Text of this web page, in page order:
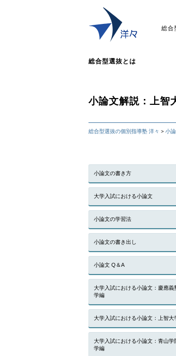
総合
総合型選抜とは
小論文解説：上智
総合型選抜の個別指導塾 洋々 > 小
小論文の書き方
大学入試における小論文
小論文の学習法
小論文の書き出し
小論文 Q＆A
大学入試における小論文：慶應義
学編
大学入試における小論文：上智大
大学入試における小論文：青山学
学編